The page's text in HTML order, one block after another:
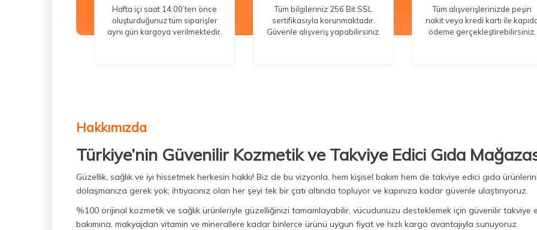
Hafta içi saat 14:00’ten önce
oluşturduğunuz tüm siparişler
aynı gün kargoya verilmektedir.
Tüm bilgileriniz 256 Bit SSL
sertifikasıyla korunmaktadır.
Güvenle alışveriş yapabilirsiniz.
Tüm alışverişlerinizde peşin
nakit veya kredi kartı ile
ödeme gerçekleştirebilirsiniz.
Hakkımızda
Türkiye’nin Güvenilir Kozmetik ve Takviye Edici Gıda
Güzellik, sağlık ve iyi hissetmek herkesin hakkı! Biz de bu vizyonla, hem kişisel bakım hem de takviye edici gıda
dolaşmanıza gerek yok; ihtiyacınız olan her şeyi tek bir çatı altında topluyor ve kapınıza kadar güvenle ulaştırıyoruz.
%100 orijinal kozmetik ve sağlık ürünleriyle güzelliğinizi tamamlayabilir, vücudunuzu desteklemek için güvenilir takviye
bakımına, makyajdan vitamin ve minerallere kadar binlerce ürünü uygun fiyat ve hızlı kargo avantajıyla sunuyoruz.